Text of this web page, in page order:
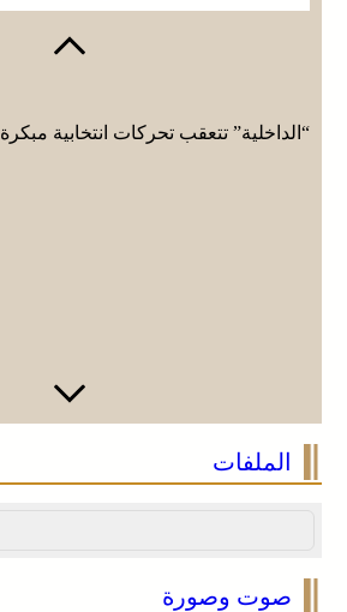
“الداخلية” تتعقب تحركات انتخابية مبكرة
الملفات
صوت وصورة